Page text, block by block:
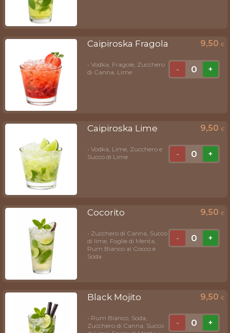
Caipiroska Fragola 9,50 €
• Vodka, Fragole, Zucchero
di Canna, Lime
- 0 +
Caipiroska Lime 9,50 €
• Vodka, Lime, Zucchero e
Succo di Lime
- 0 +
Cocorito 9,50 €
• Zucchero di Canna, Succo
di lime, Foglie di Menta,
Rum Bianco al Cocco e
Soda
- 0 +
Black Mojito 9,50 €
• Rum Bianco, Soda,
Zucchero di Canna, Succo
- 0 +